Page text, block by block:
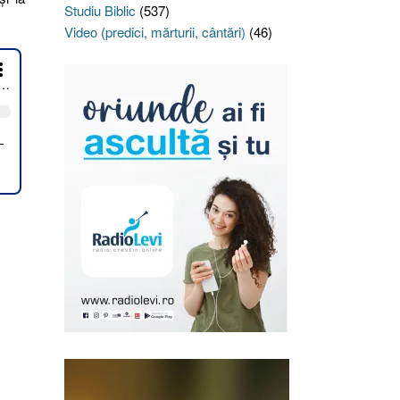
Studiu Biblic (537)
Video (predici, mărturii, cântări) (46)